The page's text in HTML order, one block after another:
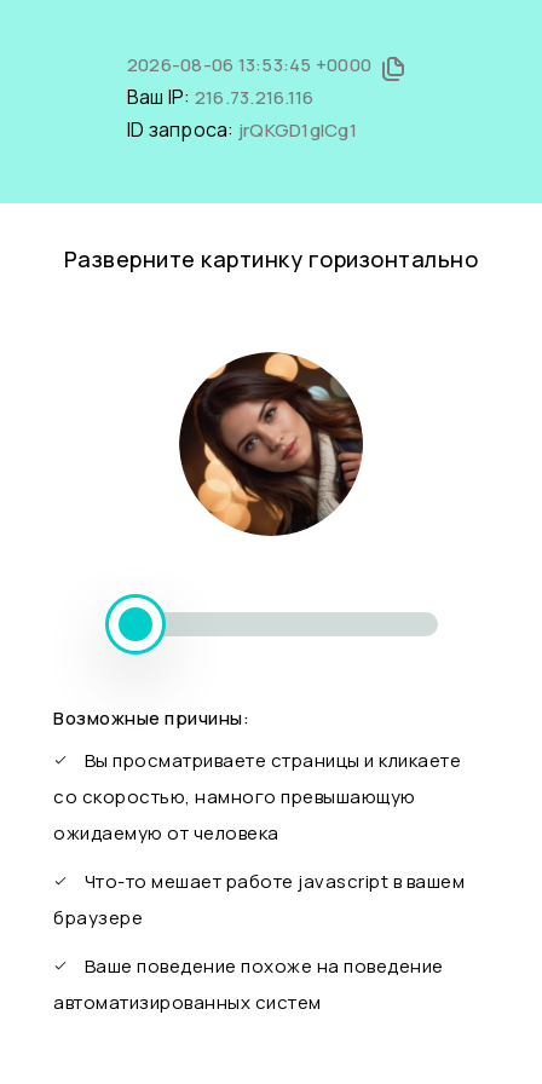
2026-08-06 13:53:45 +0000
Ваш IP: 216.73.216.116
ID запроса: jrQKGD1glCg1
Разверните картинку горизонтально
Возможные причины:
Вы просматриваете страницы и кликаете
со скоростью, намного превышающую
ожидаемую от человека
Что-то мешает работе javascript в вашем
браузере
Ваше поведение похоже на поведение
автоматизированных систем